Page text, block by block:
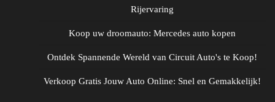
Rijervaring
Koop uw droomauto: Mercedes auto kopen
Ontdek Spannende Wereld van Circuit Auto's te Koop!
Verkoop Gratis Jouw Auto Online: Snel en Gemakkelijk!